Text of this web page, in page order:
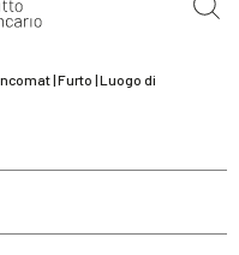
| Furto | Luogo di